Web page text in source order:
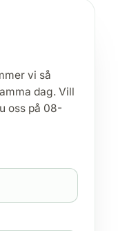
vi så
dag. Vill
oss på 08-